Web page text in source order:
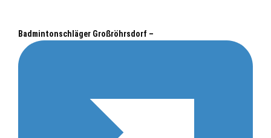
Badmintonschläger Großröhrsdorf –